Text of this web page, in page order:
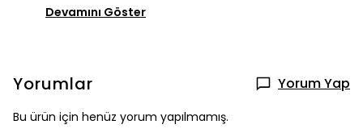
Devamını Göster
Yorumlar Yorum Yap
Bu ürün için henüz yorum yapılmamış.